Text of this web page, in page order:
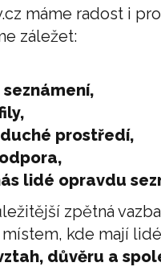
máme radost i
záležet:
seznámení,
prostředí,
lidé opravdu
zpětná
kde mají
důvěru a